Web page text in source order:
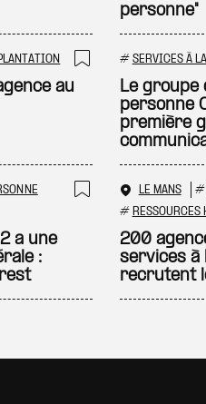
personne"
Ajouter à
au
# SERVICES À
Le groupe
personne
première
Ajouter à
a une
:
LE MANS
# RESSOURCES
200
services à
recrutent